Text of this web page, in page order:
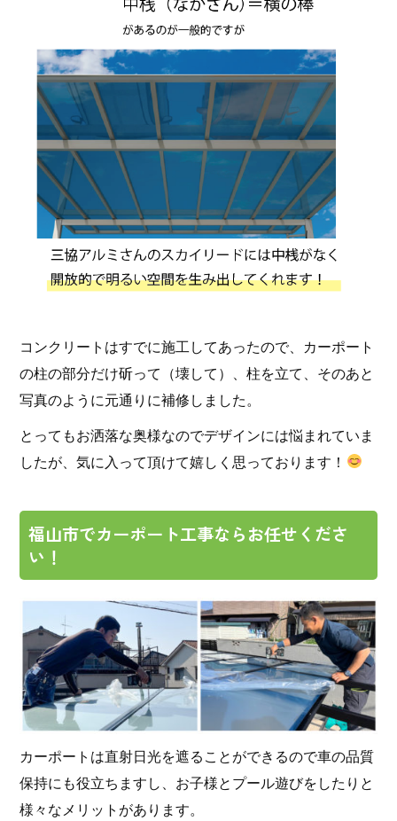
コンクリートはすでに施工してあったので、カーポート
の柱の部分だけ斫って（壊して）、柱を立て、そのあと
写真のように元通りに補修しました。
とってもお洒落な奥様なのでデザインには悩まれていま
したが、気に入って頂けて嬉しく思っております！
福山市でカーポート工事ならお任せくださ
い！
カーポートは直射日光を遮ることができるので車の品質
保持にも役立ちますし、お子様とプール遊びをしたりと
様々なメリットがあります。